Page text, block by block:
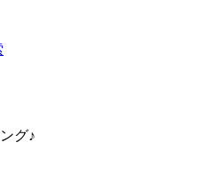
グ♪